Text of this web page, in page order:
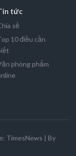
tức
sẻ
10 điều cần
phòng phẩm
TimesNews | By